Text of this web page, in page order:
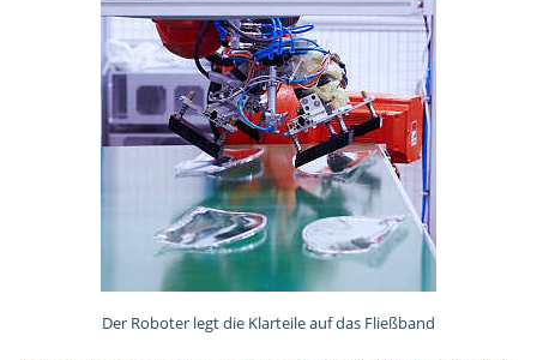
Der Roboter legt die Klarteile auf das Fließband